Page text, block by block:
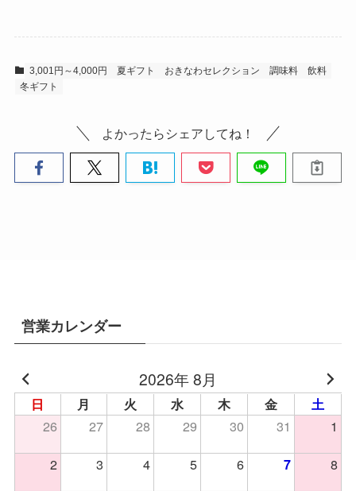
3,001円～4,000円 夏ギフト おきなわセレクション 調味料
飲料
冬ギフト
よかったらシェアしてね！
営業カレンダー
2026年 8月
日 月 火 水 木 金 土
26 27 28 29 30 31
1
2
3 4 5 6 7
8